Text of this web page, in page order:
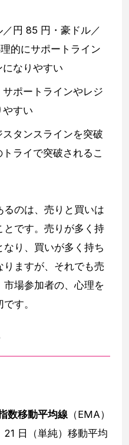
円 85 円・豪ドル／
的にサポートライン
なりやすい
ポートラインやレジ
やすい
タンスラインを突破
ライで突破されるこ
のは、売りと買いは
です。売りが多く持
り、買いが多く持ち
ますが、それでも売
市場参加者の、心理を
す。
数移動平均線 （EMA）
日（単純）移動平均